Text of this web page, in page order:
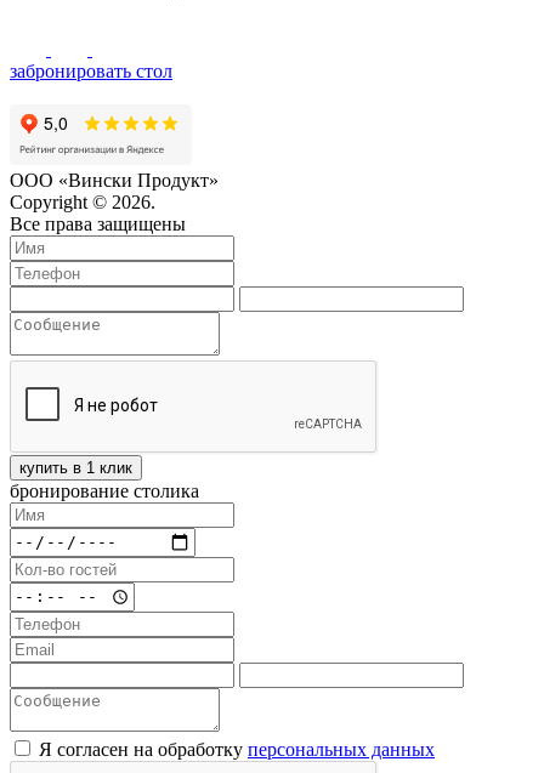
забронировать стол
ООО «Вински Продукт»
Copyright © 2026.
Все права защищены
купить в 1 клик
бронирование столика
Я согласен на обработку персональных данных